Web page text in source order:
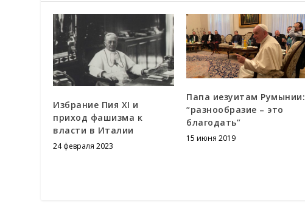
Избрание Пия XI и
приход фашизма к
власти в Италии
24 февраля 2023
Папа иезуитам Румынии:
“разнообразие – это
благодать”
15 июня 2019